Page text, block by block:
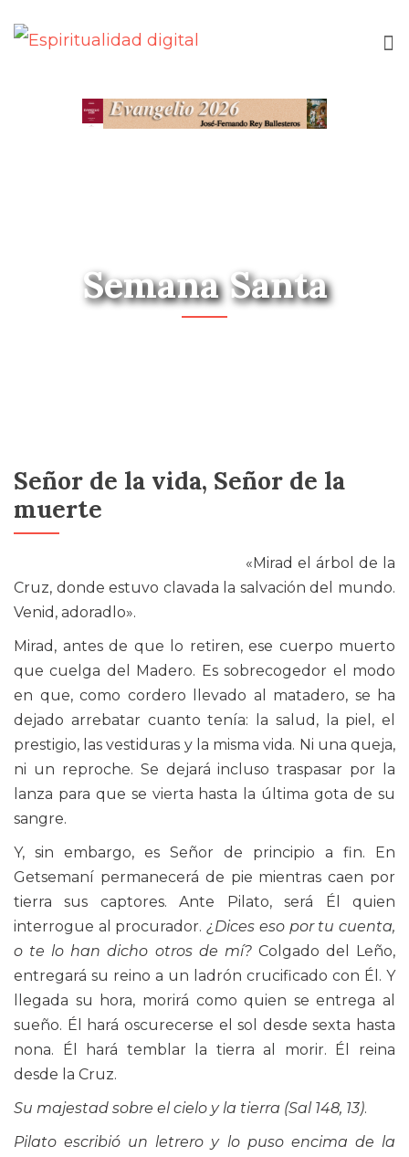
Semana Santa
Señor de la vida, Señor de la
muerte
«Mirad el árbol de la
Cruz, donde estuvo clavada la salvación del mundo.
Venid, adoradlo».
Mirad, antes de que lo retiren, ese cuerpo muerto
que cuelga del Madero. Es sobrecogedor el modo
en que, como cordero llevado al matadero, se ha
dejado arrebatar cuanto tenía: la salud, la piel, el
prestigio, las vestiduras y la misma vida. Ni una queja,
ni un reproche. Se dejará incluso traspasar por la
lanza para que se vierta hasta la última gota de su
sangre.
Y, sin embargo, es Señor de principio a fin. En
Getsemaní permanecerá de pie mientras caen por
tierra sus captores. Ante Pilato, será Él quien
interrogue al procurador.¿Dices eso por tu cuenta,
o te lo han dicho otros de mí?Colgado del Leño,
entregará su reino a un ladrón crucificado con Él. Y
llegada su hora, morirá como quien se entrega al
sueño. Él hará oscurecerse el sol desde sexta hasta
nona. Él hará temblar la tierra al morir. Él reina
desde la Cruz.
Su majestad sobre el cielo y la tierra (Sal 148, 13).
Pilato escribió un letrero y lo puso encima de la